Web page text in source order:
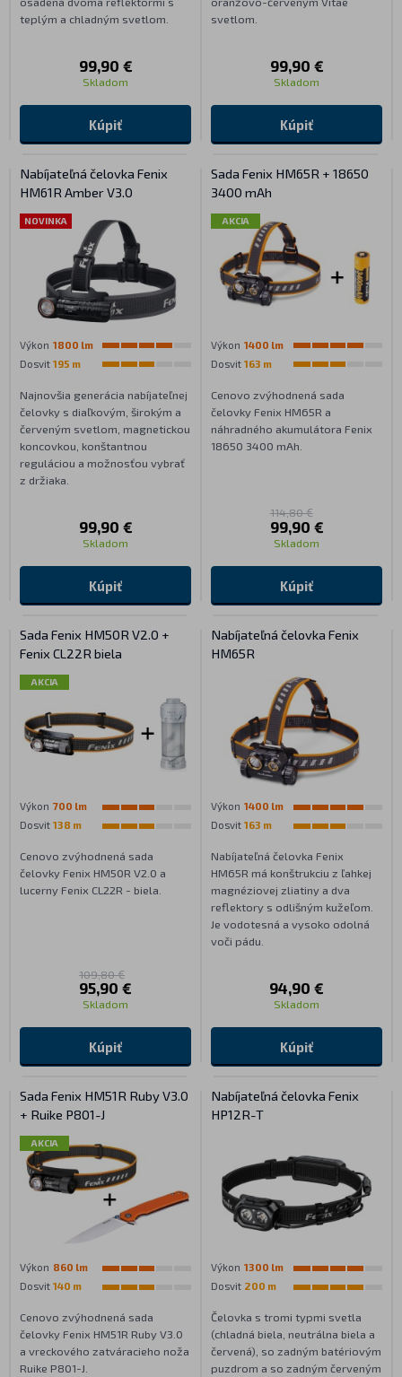
teplým a chladným svetlom.
99,90 €
Skladom
Kúpiť
svetlom.
99,90 €
Skladom
Kúpiť
Nabíjateľná čelovka Fenix
HM61R Amber V3.0
NOVINKA
Výkon 1800 lm
Dosvit 195 m
Najnovšia generácia nabíjateľnej
čelovky s diaľkovým, širokým a
červeným svetlom, magnetickou
koncovkou, konštantnou
reguláciou a možnosťou vybrať
z držiaka.
99,90 €
Skladom
Kúpiť
Sada Fenix HM65R + 18650
3400 mAh
AKCIA
Výkon 1400 lm
Dosvit 163 m
Cenovo zvýhodnená sada
čelovky Fenix HM65R a
náhradného akumulátora Fenix
18650 3400 mAh.
114,80 €
99,90 €
Skladom
Kúpiť
Sada Fenix HM50R V2.0 +
Fenix CL22R biela
AKCIA
Výkon 700 lm
Dosvit 138 m
Cenovo zvýhodnená sada
čelovky Fenix HM50R V2.0 a
lucerny Fenix CL22R - biela.
109,80 €
95,90 €
Skladom
Kúpiť
Nabíjateľná čelovka Fenix
HM65R
Výkon 1400 lm
Dosvit 163 m
Nabíjateľná čelovka Fenix
HM65R má konštrukciu z ľahkej
magnéziovej zliatiny a dva
reflektory s odlišným kužeľom.
Je vodotesná a vysoko odolná
voči pádu.
94,90 €
Skladom
Kúpiť
Sada Fenix HM51R Ruby V3.0
+ Ruike P801-J
AKCIA
Výkon 860 lm
Dosvit 140 m
Cenovo zvýhodnená sada
čelovky Fenix HM51R Ruby V3.0
a vreckového zatváracieho noža
Ruike P801-J.
Nabíjateľná čelovka Fenix
HP12R-T
Výkon 1300 lm
Dosvit 200 m
Čelovka s tromi typmi svetla
(chladná biela, neutrálna biela a
červená), so zadným batériovým
puzdrom a so zadným červeným